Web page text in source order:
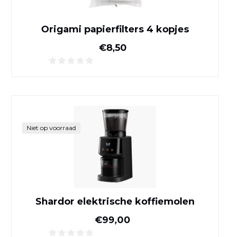
Origami papierfilters 4 kopjes
Normale prijs
€8,50
Shardor elektrische koffiemolen
Normale prijs
€99,00
Niet op voorraad